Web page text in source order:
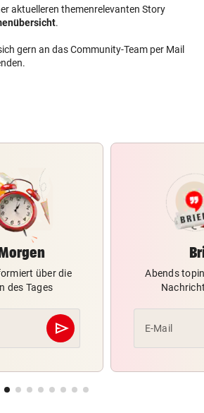
aktuelleren themenrelevanten Story
.
gern an das Community-Team per Mail
über die
des Tages
send
Abschicken
Abends
E-Mail